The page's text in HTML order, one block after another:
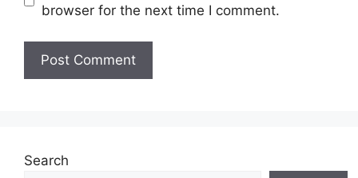
browser for the next time I comment.
Search